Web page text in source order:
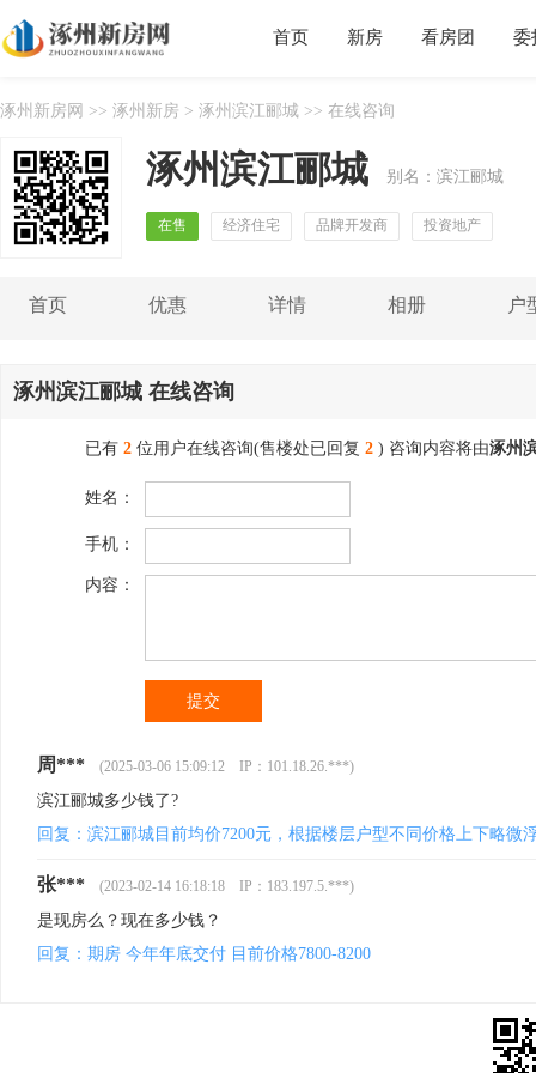
首页 新房 看房团 委
涿州新房网 >> 涿州新房 > 涿州滨江郦城 >> 在线咨询
涿州滨江郦城 别名：滨江郦城
在售 经济住宅 品牌开发商 投资地产
首页 优惠 详情 相册 户
涿州滨江郦城 在线咨询
已有 2 位用户在线咨询(售楼处已回复 2 ) 咨询内容将由涿州
姓名：
手机：
内容：
周*** (2025-03-06 15:09:12 IP：101.18.26.***)
滨江郦城多少钱了?
回复：滨江郦城目前均价7200元，根据楼层户型不同价格上下略微
张*** (2023-02-14 16:18:18 IP：183.197.5.***)
是现房么？现在多少钱？
回复：期房 今年年底交付 目前价格7800-8200